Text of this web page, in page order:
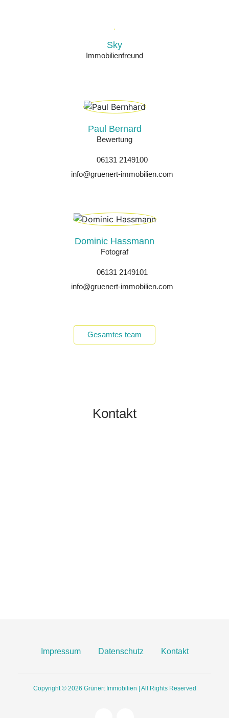
Sky
Immobilienfreund
Paul Bernard
Bewertung
06131 2149100
info@gruenert-immobilien.com
Dominic Hassmann
Fotograf
06131 2149101
info@gruenert-immobilien.com
Gesamtes team
Kontakt
Impressum Datenschutz Kontakt
Copyright © 2026 Grünert Immobilien | All Rights Reserved